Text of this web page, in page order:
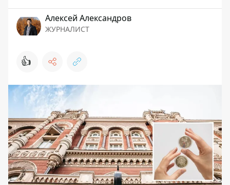
Алексей Александров
ЖУРНАЛИСТ
👍